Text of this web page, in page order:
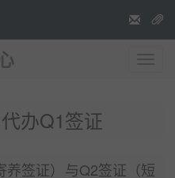
办Q1签证
养签证）与Q2签证（短